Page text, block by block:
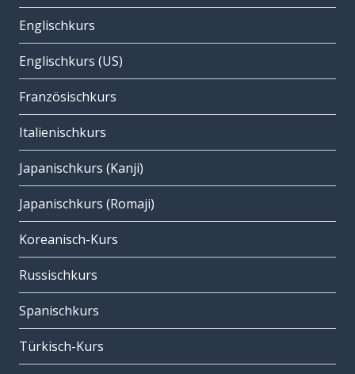
Englischkurs
Englischkurs (US)
Französischkurs
Italienischkurs
Japanischkurs (Kanji)
Japanischkurs (Romaji)
Koreanisch-Kurs
Russischkurs
Spanischkurs
Türkisch-Kurs